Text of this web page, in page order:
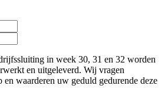
in week 30, 31 en 32 worden
en uitgeleverd. Wij vragen
waarderen uw geduld gedurende deze